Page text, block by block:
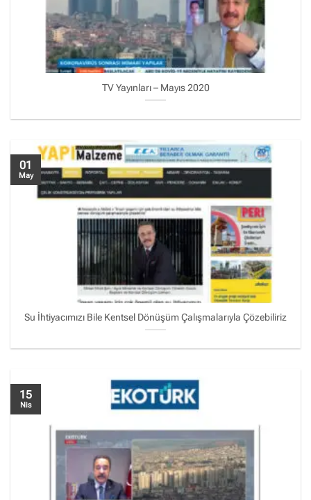
TV Yayınları – Mayıs 2020
Su İhtiyacımızı Bile Kentsel Dönüşüm Çalışmalarıyla Çözebiliriz
01
May
15
Nis